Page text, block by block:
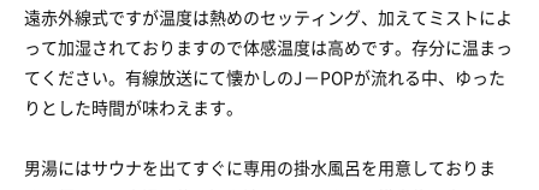
遠赤外線式ですが温度は熱めのセッティング、加えてミストによ
って加湿されておりますので体感温度は高めです。存分に温まっ
てください。有線放送にて懐かしのJ－POPが流れる中、ゆった
りとした時間が味わえます。
男湯にはサウナを出てすぐに専用の掛水風呂を用意しておりま